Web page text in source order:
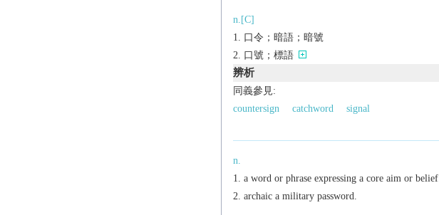
n.[C]
口令；暗語；暗號
口號；標語
辨析
同義參見:
countersign
catchword
signal
n.
a word or phrase expressing a core aim or belief.
archaica military password.